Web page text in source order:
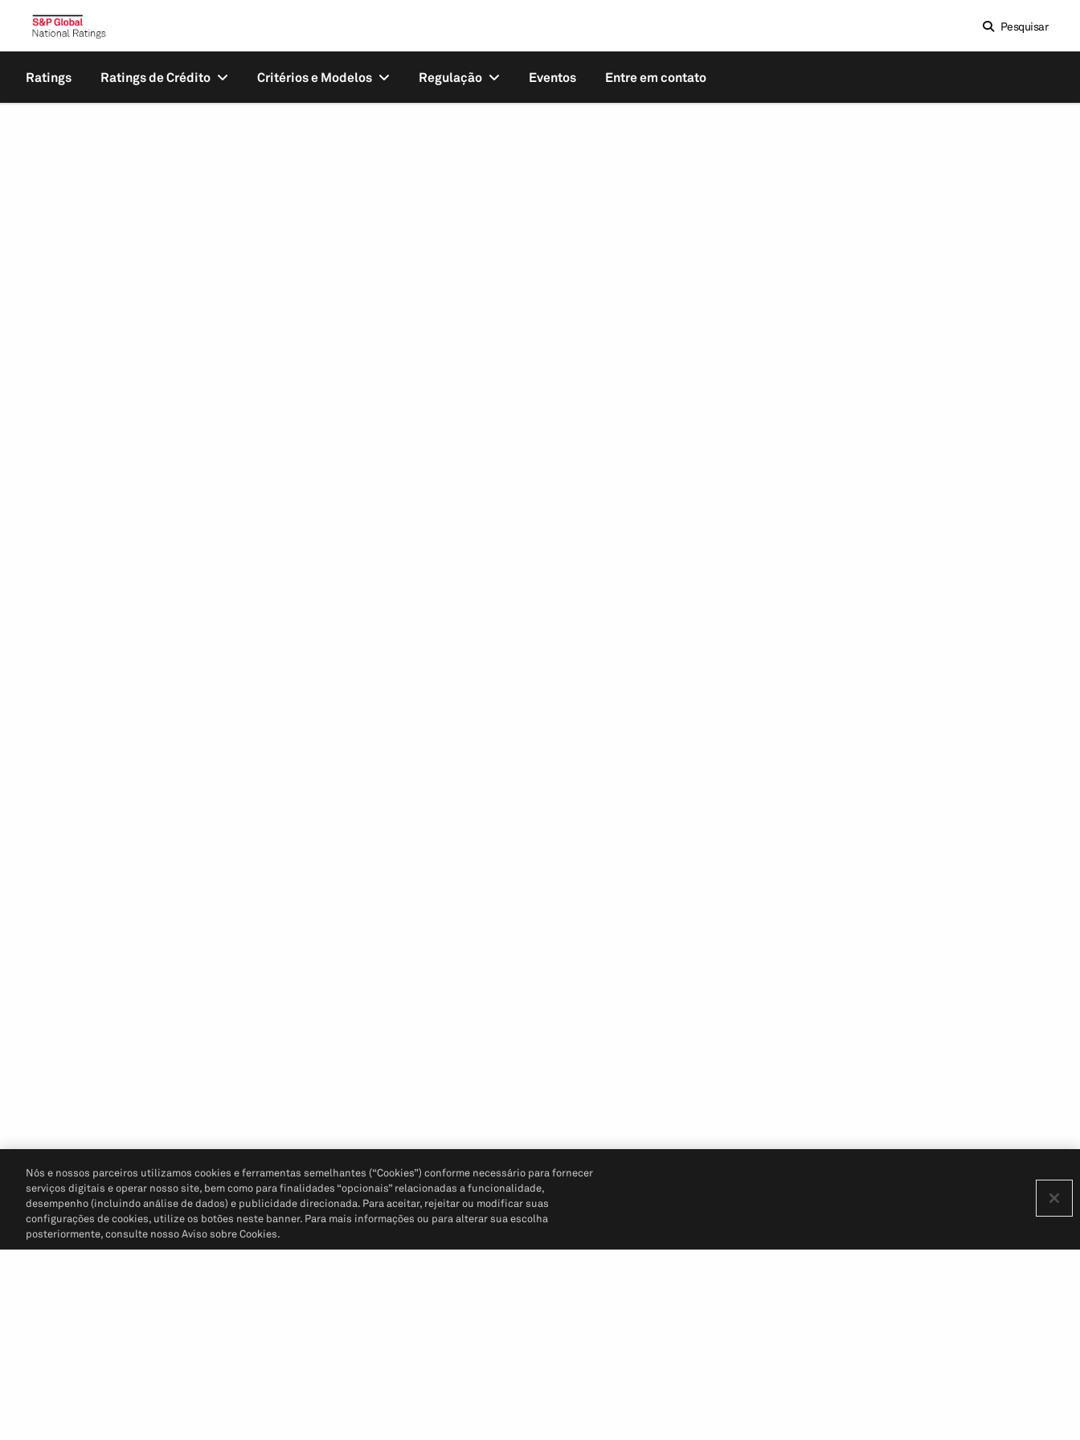
Pesquisar
Ratings Ratings de Crédito Critérios e Modelos Regulação Eventos Entre em contato
Nós e nossos parceiros utilizamos cookies e ferramentas semelhantes (“Cookies”) conforme necessário para fornecer
serviços digitais e operar nosso site, bem como para finalidades “opcionais” relacionadas a funcionalidade,
desempenho (incluindo análise de dados) e publicidade direcionada. Para aceitar, rejeitar ou modificar suas
configurações de cookies, utilize os botões neste banner. Para mais informações ou para alterar sua escolha
posteriormente, consulte nosso Aviso sobre Cookies.